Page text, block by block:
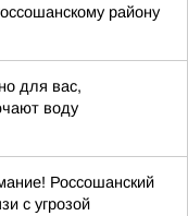
району
для вас,
воду
Россошанский
с угрозой